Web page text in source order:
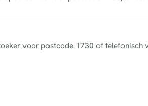
voor postcode 1730 of telefonisch